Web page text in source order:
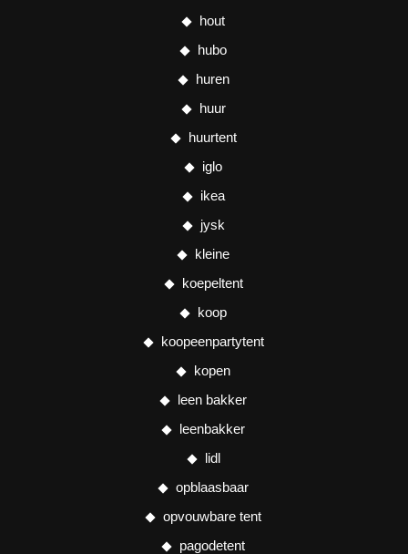
hout
hubo
huren
huur
huurtent
iglo
ikea
jysk
kleine
koepeltent
koop
koopeenpartytent
kopen
leen bakker
leenbakker
lidl
opblaasbaar
opvouwbare tent
pagodetent